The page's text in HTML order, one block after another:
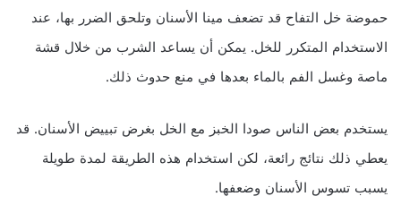
حموضة خل التفاح قد تضعف مينا الأسنان وتلحق الضرر بها، عند
الاستخدام المتكرر للخل. يمكن أن يساعد الشرب من خلال قشة
ماصة وغسل الفم بالماء بعدها في منع حدوث ذلك.
يستخدم بعض الناس صودا الخبز مع الخل بغرض تبييض الأسنان. قد
يعطي ذلك نتائج رائعة، لكن استخدام هذه الطريقة لمدة طويلة
يسبب تسوس الأسنان وضعفها.